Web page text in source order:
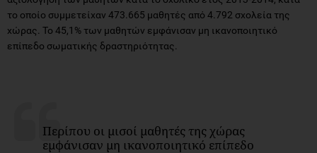
το οποίο συμμετείχαν 473.665 μαθητές από 4.792 σχολεία της
χώρας. Το 45,1% των μαθητών εμφάνισαν μη ικανοποιητικό
επίπεδο σωματικής δραστηριότητας.
Περίπου οι μισοί μαθητές της χώρας
εμφάνισαν μη ικανοποιητικό επίπεδο